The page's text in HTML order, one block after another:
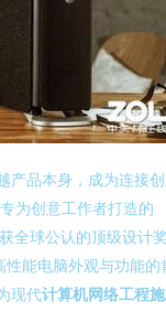
产品本身，成为连接
为创意工作者打造的
全球公认的顶级设计
能电脑外观与功能的
现代计算机网络工程